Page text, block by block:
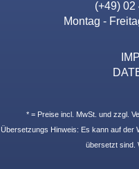
(+49) 02
Montag -
* = Preise incl. MwSt. und zzgl.
Übersetzungs Hinweis: Es kann auf der
übersetzt sind.